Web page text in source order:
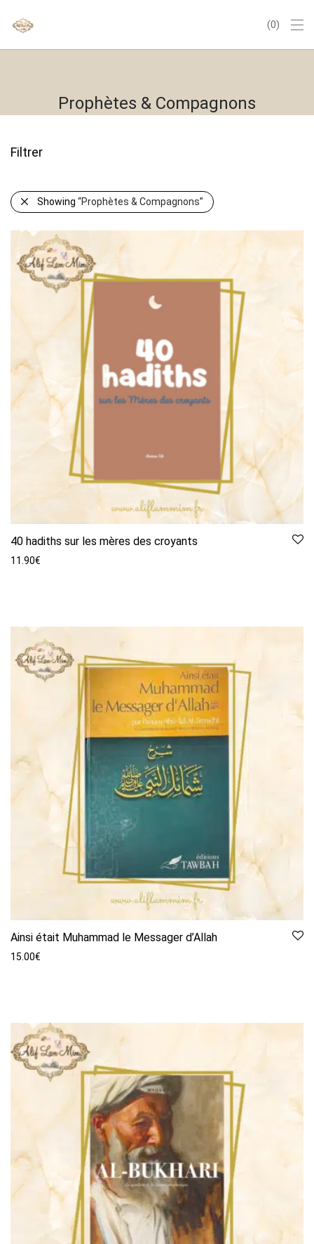
0
Prophètes & Compagnons
Filtrer
Showing “Prophètes & Compagnons”
40 hadiths sur les mères des croyants
11.90€
Ainsi était Muhammad le Messager d’Allah
15.00€